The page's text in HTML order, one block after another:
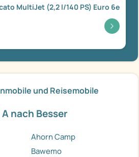
MultiJet (2,2 l/140 PS) Euro 6e
und Reisemobile
nach Besser
Ahorn Camp
Bawemo